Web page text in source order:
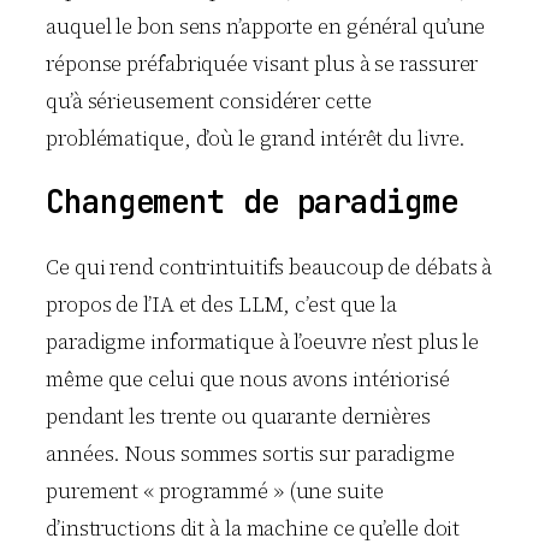
auquel le bon sens n’apporte en général qu’une
réponse préfabriquée visant plus à se rassurer
qu’à sérieusement considérer cette
problématique, d’où le grand intérêt du livre.
Changement de paradigme
Ce qui rend contrintuitifs beaucoup de débats à
propos de l’IA et des LLM, c’est que la
paradigme informatique à l’oeuvre n’est plus le
même que celui que nous avons intériorisé
pendant les trente ou quarante dernières
années. Nous sommes sortis sur paradigme
purement « programmé » (une suite
d’instructions dit à la machine ce qu’elle doit